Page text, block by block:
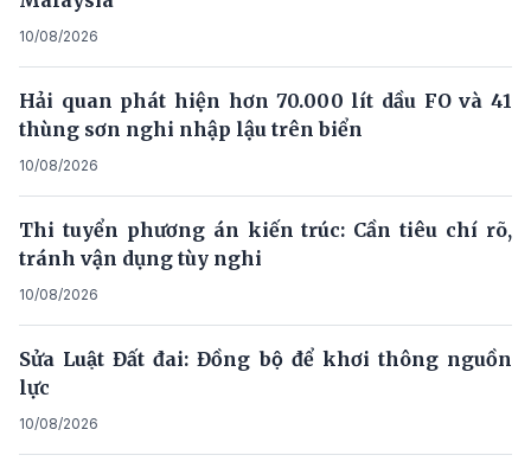
10/08/2026
Hải quan phát hiện hơn 70.000 lít dầu FO và 41
thùng sơn nghi nhập lậu trên biển
10/08/2026
Thi tuyển phương án kiến trúc: Cần tiêu chí rõ,
tránh vận dụng tùy nghi
10/08/2026
Sửa Luật Đất đai: Đồng bộ để khơi thông nguồn
lực
10/08/2026